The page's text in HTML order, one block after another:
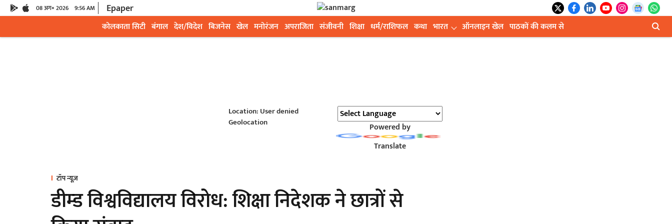
08 अग॰ 2026 9:56 AM Epaper
कोलकाता सिटी बंगाल देश/विदेश बिजनेस खेल मनोरंजन अपराजिता संजीवनी शिक्षा धर्म/राशिफल कथा भारत ऑनलाइन खेल पाठकों की कलम से
Location: User denied
Geolocation
Powered by
Translate
टॉप न्यूज़
डीम्ड विश्वविद्यालय विरोध: शिक्षा निदेशक ने छात्रों से